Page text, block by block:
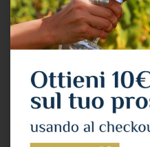
Leone De Castris “five
Roses” Metodo Classico
Doc 2021 Cl.75 12°
SPUMANTE,ROSÉ
Leone De Castris
17,57€